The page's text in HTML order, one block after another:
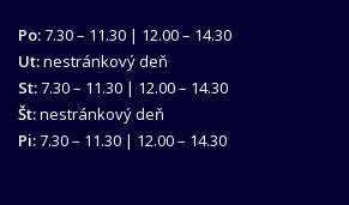
Po:7.30 – 11.30 | 12.00 – 14.30
Ut:nestránkový deň
St:7.30 – 11.30 | 12.00 – 14.30
Št:nestránkový deň
Pi:7.30 – 11.30 | 12.00 – 14.30